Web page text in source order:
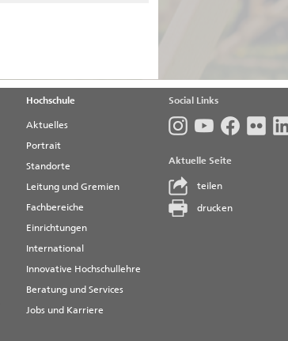
Hochschule
Aktuelles
Portrait
Standorte
Leitung und Gremien
Fachbereiche
Einrichtungen
International
Innovative Hochschullehre
Beratung und Services
Jobs und Karriere
Social Links
Aktuelle Seite
teilen
drucken